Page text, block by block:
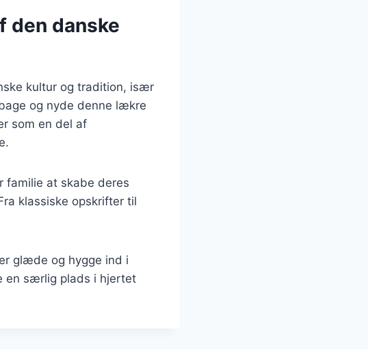
den danske
kultur og tradition, især
og nyde denne lækre
som en del af
familie at skabe deres
klassiske opskrifter til
glæde og hygge ind i
en særlig plads i hjertet